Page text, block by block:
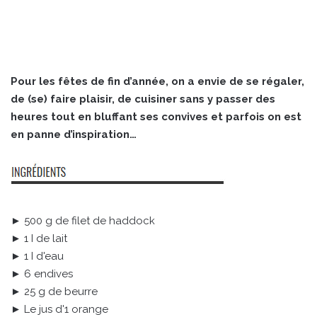
Pour les fêtes de fin d’année, on a envie de se régaler,
de (se) faire plaisir, de cuisiner sans y passer des
heures tout en bluffant ses convives et parfois on est
en panne d’inspiration…
► 500 g de filet de haddock
► 1 I de lait
► 1 I d'eau
► 6 endives
► 25 g de beurre
► Le jus d'1 orange